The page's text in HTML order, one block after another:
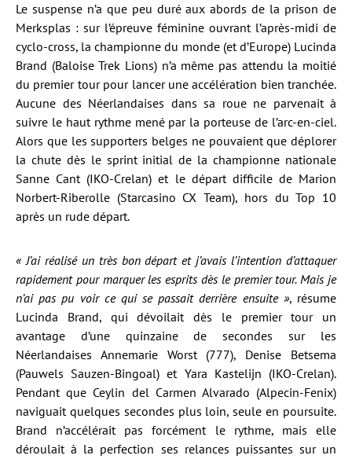
Le suspense n’a que peu duré aux abords de la prison de
Merksplas : sur l’épreuve féminine ouvrant l’après-midi de
cyclo-cross, la championne du monde (et d’Europe) Lucinda
Brand (Baloise Trek Lions) n’a même pas attendu la moitié
du premier tour pour lancer une accélération bien tranchée.
Aucune des Néerlandaises dans sa roue ne parvenait à
suivre le haut rythme mené par la porteuse de l’arc-en-ciel.
Alors que les supporters belges ne pouvaient que déplorer
la chute dès le sprint initial de la championne nationale
Sanne Cant (IKO-Crelan) et le départ difficile de Marion
Norbert-Riberolle (Starcasino CX Team), hors du Top 10
après un rude départ.
« J’ai réalisé un très bon départ et j’avais l’intention d’attaquer
rapidement pour marquer les esprits dès le premier tour. Mais je
n’ai pas pu voir ce qui se passait derrière ensuite », résume
Lucinda Brand, qui dévoilait dès le premier tour un
avantage d’une quinzaine de secondes sur les
Néerlandaises Annemarie Worst (777), Denise Betsema
(Pauwels Sauzen-Bingoal) et Yara Kastelijn (IKO-Crelan).
Pendant que Ceylin del Carmen Alvarado (Alpecin-Fenix)
naviguait quelques secondes plus loin, seule en poursuite.
Brand n’accélérait pas forcément le rythme, mais elle
déroulait à la perfection ses relances puissantes sur un